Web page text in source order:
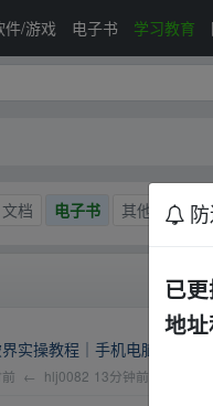
件/游戏 电子书 学习教育
文档 电子书 其他
实操教程｜手机电脑剪辑从
← hlj0082 13分钟前
已
地址